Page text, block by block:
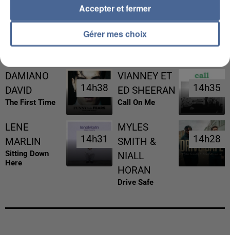
RÉCEMMENT DIFFUSÉ
DAMIANO
DAVID
The First Time
14h38
14h38
VIANNEY ET
ED SHEERAN
Call On Me
14h35
14h35
LENE
MARLIN
Sitting Down
Here
14h31
14h31
MYLES
SMITH &
NIALL
HORAN
Drive Safe
14h28
14h28
Gérer mes choix
Accepter et fermer